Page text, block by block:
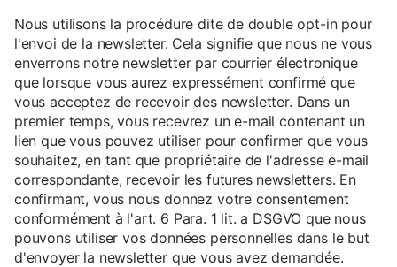
Nous utilisons la procédure dite de double opt-in pour
l'envoi de la newsletter. Cela signifie que nous ne vous
enverrons notre newsletter par courrier électronique
que lorsque vous aurez expressément confirmé que
vous acceptez de recevoir des newsletter. Dans un
premier temps, vous recevrez un e-mail contenant un
lien que vous pouvez utiliser pour confirmer que vous
souhaitez, en tant que propriétaire de l'adresse e-mail
correspondante, recevoir les futures newsletters. En
confirmant, vous nous donnez votre consentement
conformément à l'art. 6 Para. 1 lit. a DSGVO que nous
pouvons utiliser vos données personnelles dans le but
d'envoyer la newsletter que vous avez demandée.